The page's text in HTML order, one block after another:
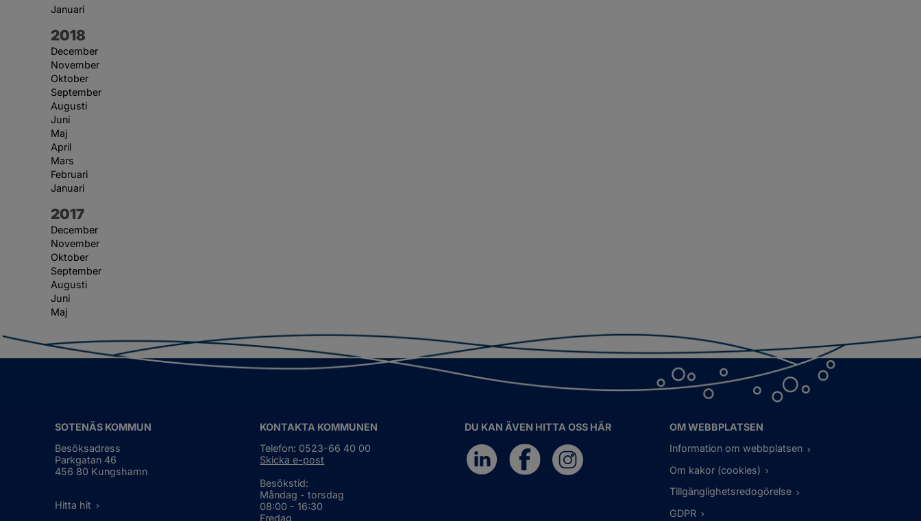
Januari
År:
2018
December
November
Oktober
September
Augusti
Juni
Maj
April
Mars
Februari
Januari
År:
2017
December
November
Oktober
September
Augusti
Juni
Maj
SOTENÄS KOMMUN
Besöksadress
Parkgatan 46
456 80 Kungshamn
Hitta hit
KONTAKTA KOMMUNEN
Telefon: 0523-66 40 00
Skicka e-post
Besökstid:
Måndag - torsdag
08:00 - 16:30
Fredag
DU KAN ÄVEN HITTA OSS HÄR
OM WEBBPLATSEN
Information om webbplatsen
Om kakor (cookies)
Tillgänglighetsredogörelse
GDPR